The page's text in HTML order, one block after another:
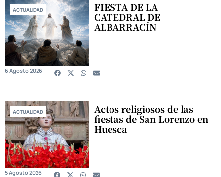
ACTUALIDAD FIESTA DE LA
CATEDRAL DE
ALBARRACÍN
6 Agosto 2026
ACTUALIDAD Actos religiosos de las
fiestas de San Lorenzo en
Huesca
5 Agosto 2026